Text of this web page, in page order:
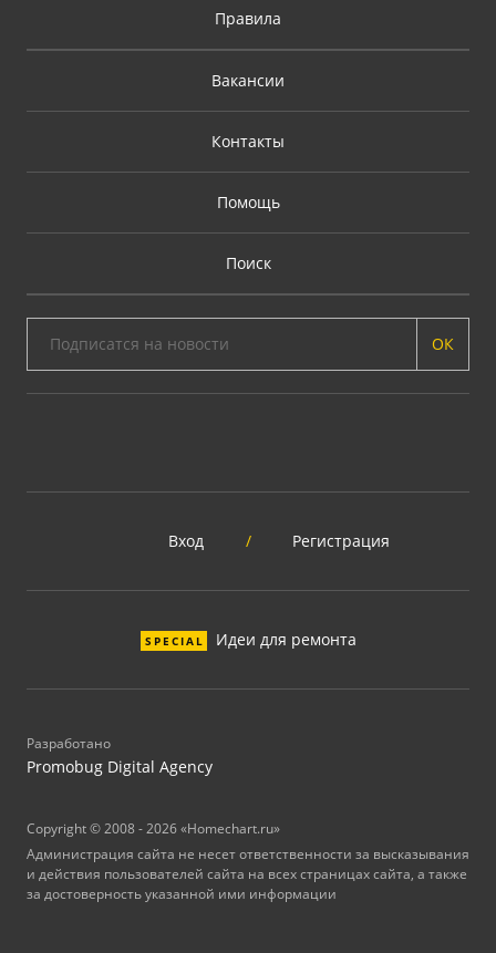
Правила
Вакансии
Контакты
Помощь
Поиск
ОК
Вход / Регистрация
SPECIAL Идеи для ремонта
Разработано
Promobug Digital Agency
Copyright © 2008 - 2026 «Homechart.ru»
Администрация сайта не несет ответственности за высказывания
и действия пользователей сайта на всех страницах сайта, а также
за достоверность указанной ими информации